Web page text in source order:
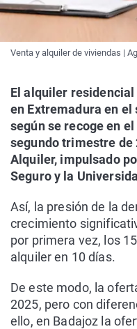
Venta y alquiler de viviendas |
El alquiler residencial
en Extremadura en
según se recoge en
segundo trimestre de
Alquiler, impulsado
Seguro y la
Así, la presión de la
crecimiento
por primera vez, los
alquiler en 10 días.
De este modo, la
2025, pero con
ello, en Badajoz la